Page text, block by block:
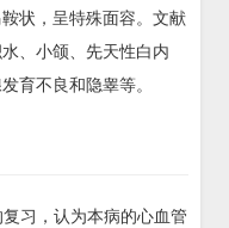
状，呈特殊面容。文献
、小颌、先天性白内
育不良和隐睾等。
习，认为本病的心血管